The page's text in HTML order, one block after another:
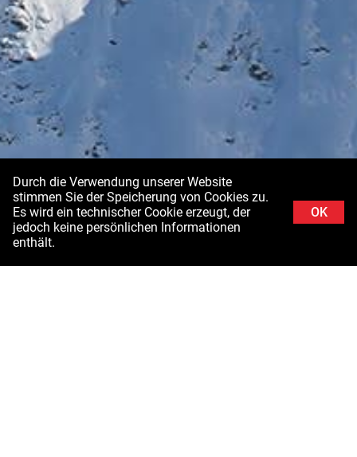
Durch die Verwendung unserer Website
stimmen Sie der Speicherung von Cookies zu.
Es wird ein technischer Cookie erzeugt, der
jedoch keine persönlichen Informationen
enthält.
OK